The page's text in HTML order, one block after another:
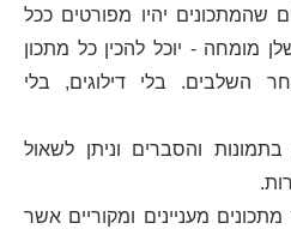
שהמתכונים יהיו מפורטים ככל
מומחה - יוכל להכין כל מתכון
השלבים. בלי דילוגים, בלי
והסברים וניתן לשאול
מעניינים ומקוריים אשר